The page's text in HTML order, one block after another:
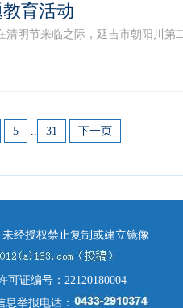
育活动
明节来临之际，延吉市朝阳川第
5 .. 31 下一页
经授权禁止复制或建立镜像
证编号：22120180004
举报电话：